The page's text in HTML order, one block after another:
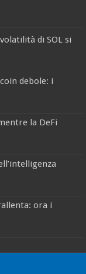
di SOL si
debole: i
la DeFi
ora i